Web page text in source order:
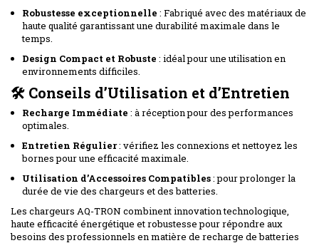
Robustesse exceptionnelle : Fabriqué avec des matériaux de
haute qualité garantissant une durabilité maximale dans le
temps.
Design Compact et Robuste : idéal pour une utilisation en
environnements difficiles.
🛠️ Conseils d’Utilisation et d’Entretien
Recharge Immédiate : à réception pour des performances
optimales.
Entretien Régulier: vérifiez les connexions et nettoyez les
bornes pour une efficacité maximale.
Utilisation d’Accessoires Compatibles: pour prolonger la
durée de vie des chargeurs et des batteries.
Les chargeurs AQ-TRON combinent innovation technologique,
haute efficacité énergétique et robustesse pour répondre aux
besoins des professionnels en matière de recharge de batteries